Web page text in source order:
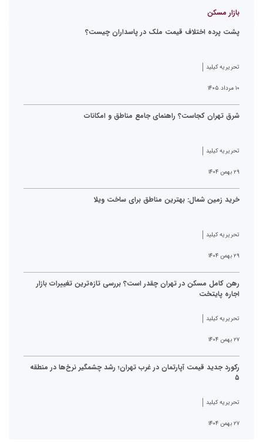
بازار مسکن
پشت پرده اختلاف قیمت ملک در پاسداران چیست؟
تحریریه کیلید
۱۰ مرداد ۱۴۰۵
شرق تهران کجاست؟ راهنمای جامع مناطق و امکانات
تحریریه کیلید
۲۹ بهمن ۱۴۰۴
خرید زمین شمال: بهترین مناطق برای ساخت ویلا
تحریریه کیلید
۲۹ بهمن ۱۴۰۴
رهن کامل مسکن در تهران چقدر است؟ بررسی تازه‌ترین تغییرات بازار
اجاره پایتخت
تحریریه کیلید
۲۷ بهمن ۱۴۰۴
رکورد جدید قیمت آپارتمان در غرب تهران؛ رشد چشمگیر نرخ‌ها در منطقه
۵
تحریریه کیلید
۲۷ بهمن ۱۴۰۴